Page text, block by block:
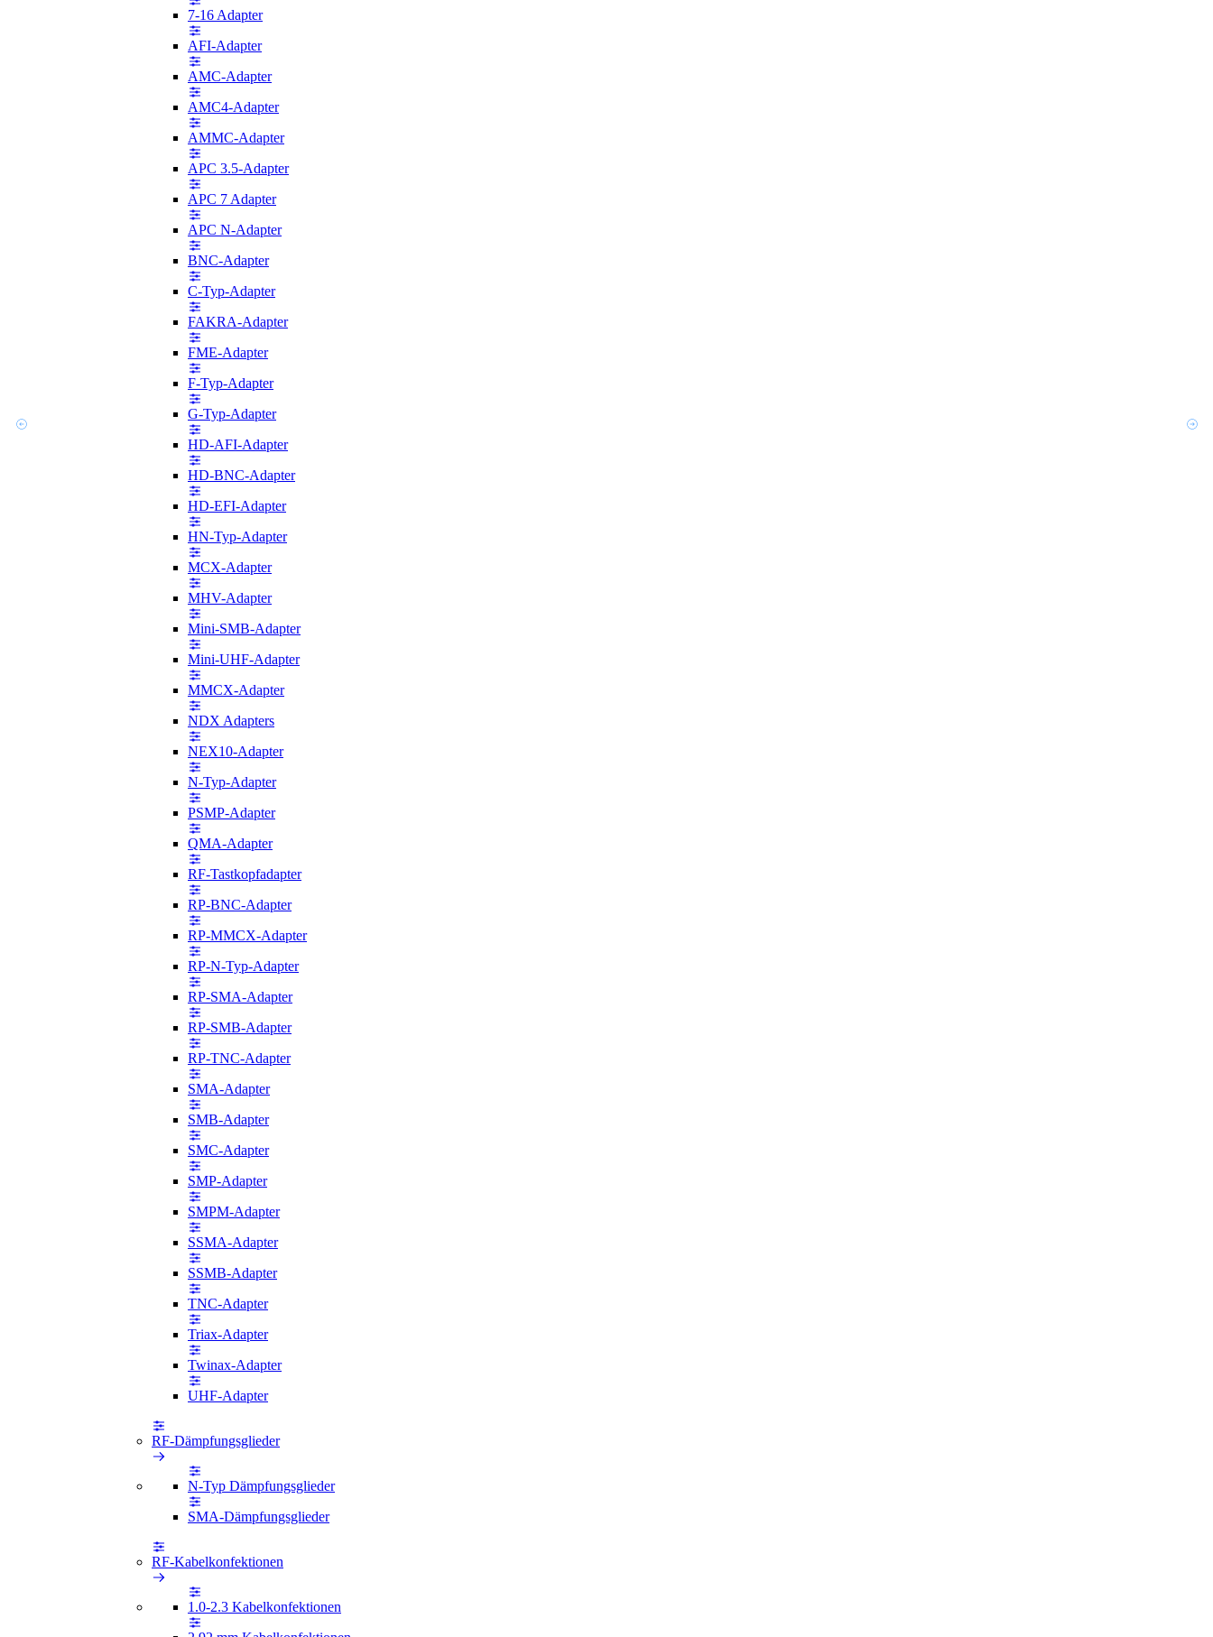
7-16 Adapter
AFI-Adapter
AMC-Adapter
AMC4-Adapter
AMMC-Adapter
APC 3.5-Adapter
APC 7 Adapter
APC N-Adapter
BNC-Adapter
C-Typ-Adapter
FAKRA-Adapter
FME-Adapter
F-Typ-Adapter
G-Typ-Adapter
HD-AFI-Adapter
HD-BNC-Adapter
HD-EFI-Adapter
HN-Typ-Adapter
MCX-Adapter
MHV-Adapter
Mini-SMB-Adapter
Mini-UHF-Adapter
MMCX-Adapter
NDX Adapters
NEX10-Adapter
N-Typ-Adapter
PSMP-Adapter
QMA-Adapter
RF-Tastkopfadapter
RP-BNC-Adapter
RP-MMCX-Adapter
RP-N-Typ-Adapter
RP-SMA-Adapter
RP-SMB-Adapter
RP-TNC-Adapter
SMA-Adapter
SMB-Adapter
SMC-Adapter
SMP-Adapter
SMPM-Adapter
SSMA-Adapter
SSMB-Adapter
TNC-Adapter
Triax-Adapter
Twinax-Adapter
UHF-Adapter
RF-Dämpfungsglieder
N-Typ Dämpfungsglieder
SMA-Dämpfungsglieder
RF-Kabelkonfektionen
1.0-2.3 Kabelkonfektionen